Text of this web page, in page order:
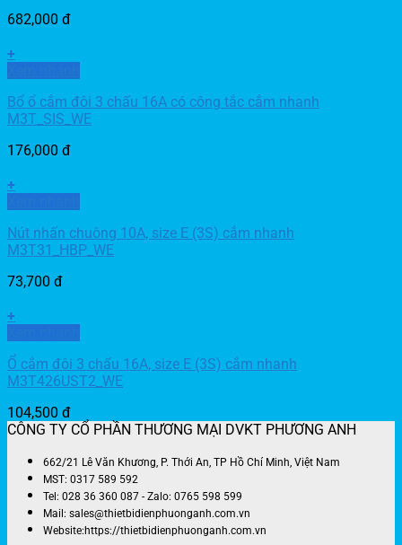
682,000 đ
+
Bổ ổ cắm đôi 3 chấu 16A có công tắc cắm nhanh
M3T_SIS_WE
176,000 đ
+
Nút nhấn chuông 10A, size E (3S) cắm nhanh
M3T31_HBP_WE
73,700 đ
+
Ổ cắm đôi 3 chấu 16A, size E (3S) cắm nhanh
M3T426UST2_WE
104,500 đ
CÔNG TY CỔ PHẦN THƯƠNG MẠI DVKT PHƯƠNG ANH
662/21 Lê Văn Khương, P. Thới An, TP Hồ Chí Minh, Việt Nam
MST: 0317 589 592
Tel: 028 36 360 087 - Zalo: 0765 598 599
Mail: sales@thietbidienphuonganh.com.vn
Website:https://thietbidienphuonganh.com.vn